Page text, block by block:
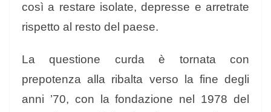
così a restare isolate, depresse e arretrate
rispetto al resto del paese.
La questione curda è tornata con
prepotenza alla ribalta verso la fine degli
anni ’70, con la fondazione nel 1978 del